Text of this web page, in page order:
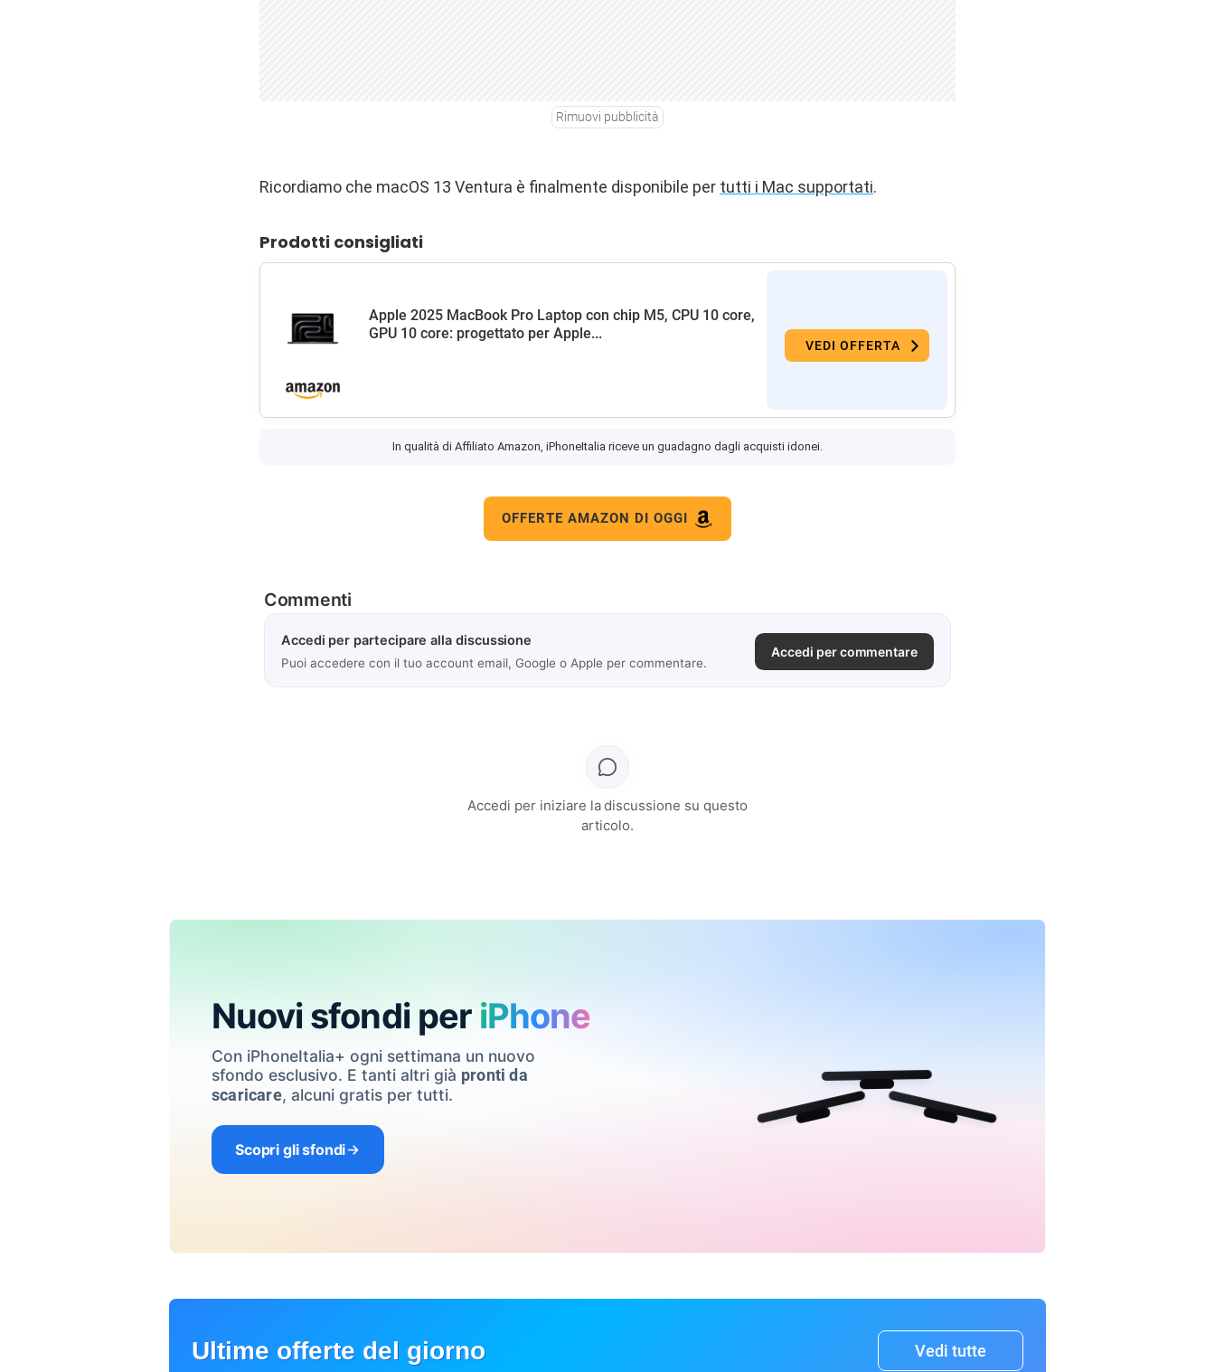
Rimuovi pubblicità
Ricordiamo che macOS 13 Ventura è finalmente disponibile per tutti i Mac supportati.
Prodotti consigliati
Apple 2025 MacBook Pro Laptop con chip M5, CPU 10 core,
GPU 10 core: progettato per Apple...
VEDI OFFERTA
In qualità di Affiliato Amazon, iPhoneItalia riceve un guadagno dagli acquisti idonei.
OFFERTE AMAZON DI OGGI
Commenti
Accedi per partecipare alla discussione
Puoi accedere con il tuo account email, Google o Apple per commentare.
Accedi per commentare
Accedi per iniziare la discussione su questo
articolo.
Nuovi sfondi per iPhone
Con iPhoneItalia+ ogni settimana un nuovo
sfondo esclusivo. E tanti altri già pronti da
scaricare, alcuni gratis per tutti.
Scopri gli sfondi
Ultime offerte del giorno Vedi tutte